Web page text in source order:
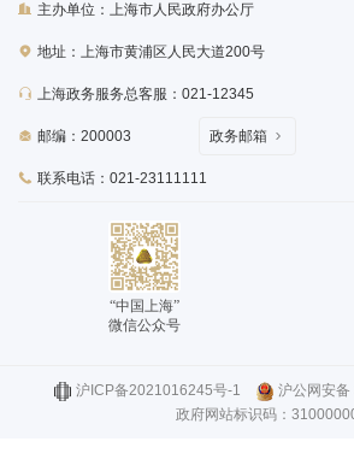
主办单位：上海市人民政府办公厅
地址：上海市黄浦区人民大道200号
上海政务服务总客服：021-12345
邮编：200003
联系电话：021-23111111
政务邮箱
“中国上海”
微信公众号
沪ICP备2021016245号-1
沪公网安
政府网站标识码：